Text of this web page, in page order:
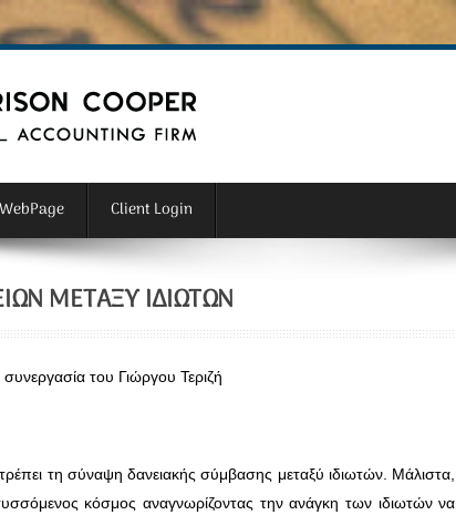
Client Login
ΜΕΤΑΞΎ ΙΔΙΩΤΏΝ
του Γιώργου Τεριζή
τη σύναψη δανειακής σύμβασης μεταξύ ιδιωτών. Μάλιστα,
κόσμος αναγνωρίζοντας την ανάγκη των ιδιωτών να